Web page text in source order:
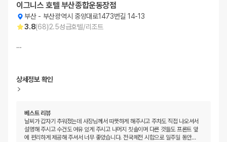
이그니스 호텔 부산종합운동장점
부산- 부산광역시 중앙대로1473번길 14-13
3.8(68)2.5성급호텔/리조트
…
상세정보 확인
베스트 리뷰
날씨가 갑자기 추워졌는데 사장님께서 따뜻하게 해주시고 주차도 직접 나오셔서
설명해 주시고 수건도 여유 있게 주시고 나머지 칫솔이며 다른 것들도 프론트 앞
에 편리하게 제공해 주셔서 너무 좋았습니다. 전국체전 시합으로 일주일 동안…